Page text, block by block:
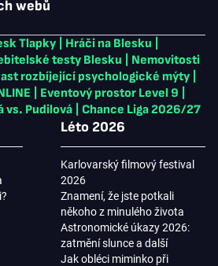
webů
Tlapky Hráči na Blesku
testy Blesku
Nemovitosti
rozbíjející psychologické mýty
Eventový prostor Level 9
vs. Pudilová
Chance Liga 2026/27
Léto 2026
Karlovarský filmový festival
2026
Znamení, že jste potkali
někoho z minulého života
Astronomické úkazy 2026:
zatmění slunce a další
Jak obléci miminko při